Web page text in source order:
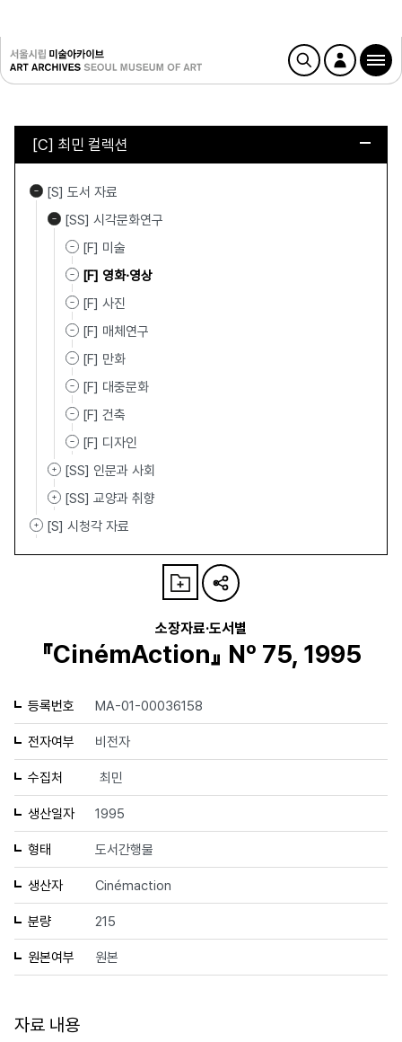
[C] 최민 컬렉션
[S] 도서 자료
[SS] 시각문화연구
[F] 미술
[F] 영화·영상
[F] 사진
[F] 매체연구
[F] 만화
[F] 대중문화
[F] 건축
[F] 디자인
[SS] 인문과 사회
[SS] 교양과 취향
[S] 시청각 자료
소장자료·도서별
『CinémAction』 Nº 75, 1995
등록번호 MA-01-00036158
전자여부 비전자
수집처 최민
생산일자 1995
형태 도서간행물
생산자 Cinémaction
분량 215
원본여부 원본
자료 내용